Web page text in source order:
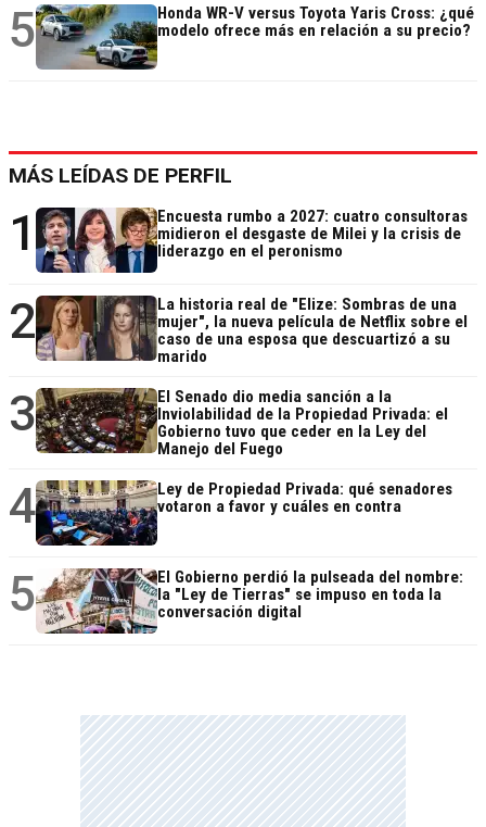
5
Honda WR-V versus Toyota Yaris Cross: ¿qué
modelo ofrece más en relación a su precio?
MÁS LEÍDAS DE PERFIL
1
Encuesta rumbo a 2027: cuatro consultoras
midieron el desgaste de Milei y la crisis de
liderazgo en el peronismo
2
La historia real de "Elize: Sombras de una
mujer", la nueva película de Netflix sobre el
caso de una esposa que descuartizó a su
marido
3
El Senado dio media sanción a la
Inviolabilidad de la Propiedad Privada: el
Gobierno tuvo que ceder en la Ley del
Manejo del Fuego
4
Ley de Propiedad Privada: qué senadores
votaron a favor y cuáles en contra
5
El Gobierno perdió la pulseada del nombre:
la "Ley de Tierras" se impuso en toda la
conversación digital